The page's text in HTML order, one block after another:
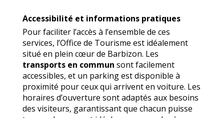
Accessibilité et informations pratiques
Pour faciliter l’accès à l’ensemble de ces
services, l’Office de Tourisme est idéalement
situé en plein cœur de Barbizon. Les
transports en commun sont facilement
accessibles, et un parking est disponible à
proximité pour ceux qui arrivent en voiture. Les
horaires d’ouverture sont adaptés aux besoins
des visiteurs, garantissant que chacun puisse